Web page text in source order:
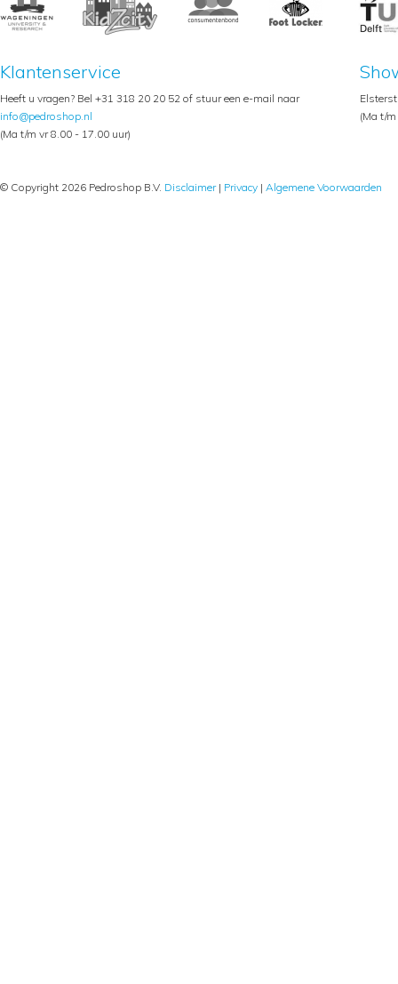
Klantenservice
Heeft u vragen? Bel +31 318 20 20 52 of stuur een e-mail naar
info@pedroshop.nl
(Ma t/m vr 8.00 - 17.00 uur)
(Ma t/
© Copyright 2026 Pedroshop B.V. Disclaimer| Privacy | Algemene Voorwaarden